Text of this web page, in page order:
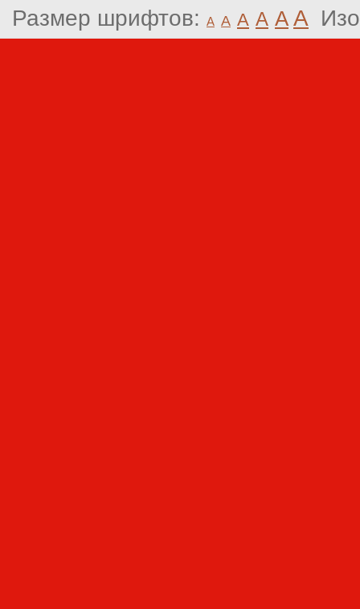
Размер шрифтов: A A A A A A